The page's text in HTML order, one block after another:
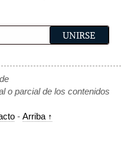
o parcial de los contenidos
- Arriba ↑